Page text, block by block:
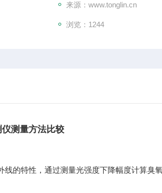
来源：www.tonglin.cn
浏览： 1244
测量方法比较
的特性，通过测量光强度下降幅度计算臭氧